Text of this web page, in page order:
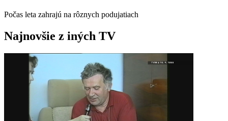
Počas leta zahrajú na rôznych podujatiach
Najnovšie z iných TV